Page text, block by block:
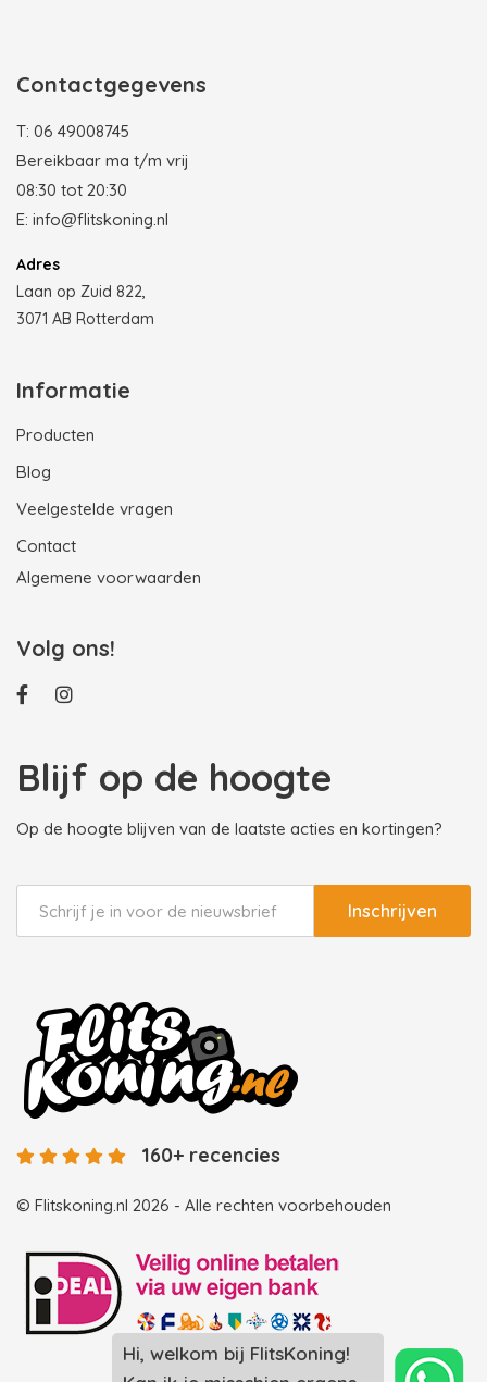
Hi, welkom bij FlitsKoning!
Contactgegevens
T: 06 49008745
Bereikbaar ma t/m vrij
08:30 tot 20:30
E: info@flitskoning.nl
Adres
Laan op Zuid 822,
3071 AB Rotterdam
Informatie
Producten
Blog
Veelgestelde vragen
Contact
Algemene voorwaarden
Volg ons!
Blijf op de hoogte
Op de hoogte blijven van de laatste acties en kortingen?
Inschrijven
© Flitskoning.nl 2026 - Alle rechten voorbehouden
160+ recencies
Landingspagina overzicht photobooths